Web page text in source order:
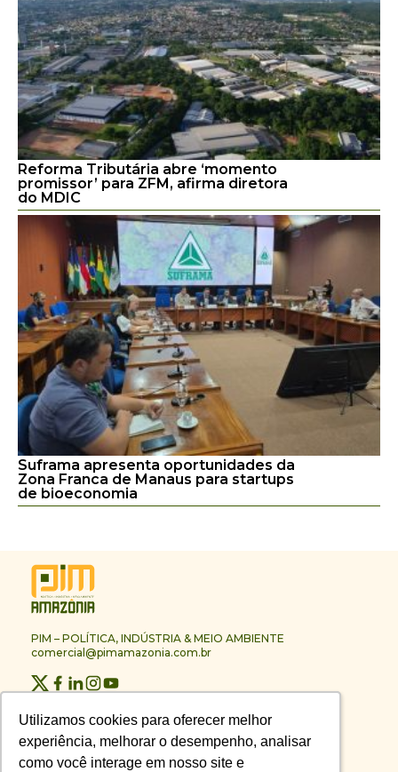
Utilizamos cookies para oferecer melhor
experiência, melhorar o desempenho, analisar
como você interage em nosso site e
Utilizamos cookies para oferecer melhor
experiência, melhorar o desempenho, analisar
como você interage em nosso site e
Reforma Tributária abre ‘momento
promissor’ para ZFM, afirma diretora
do MDIC
Suframa apresenta oportunidades da
Zona Franca de Manaus para startups
de bioeconomia
PIM – POLÍTICA, INDÚSTRIA & MEIO AMBIENTE
comercial@pimamazonia.com.br
Contato
Publicidade
Melhores Empresas